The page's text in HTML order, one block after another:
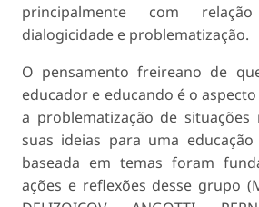
principalmente com
dialogicidade e problematização.
O pensamento freireano de
educador e educando é o
a problematização de situações
suas ideias para uma
baseada em temas foram
ações e reflexões desse grupo